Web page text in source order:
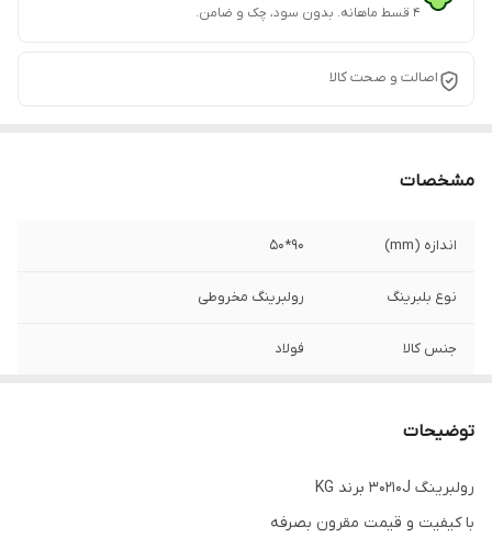
۴ قسط ماهانه. بدون سود، چک و ضامن.
اصالت و صحت کالا
مشخصات
اندازه (mm) 90*50
نوع بلبرینگ رولبرینگ مخروطی
جنس کالا فولاد
توضیحات
رولبرینگ 30210J برند KG
با کیفیت و قیمت مقرون بصرفه